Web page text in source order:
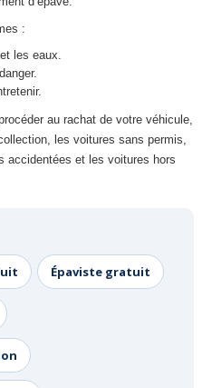
:
les eaux.
au rachat de votre véhicule,
les voitures sans permis,
accidentées et les voitures hors
Épaviste gratuit